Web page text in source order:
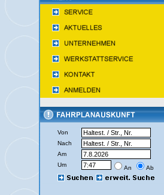
Von
Nach
Am
Um
An Ab